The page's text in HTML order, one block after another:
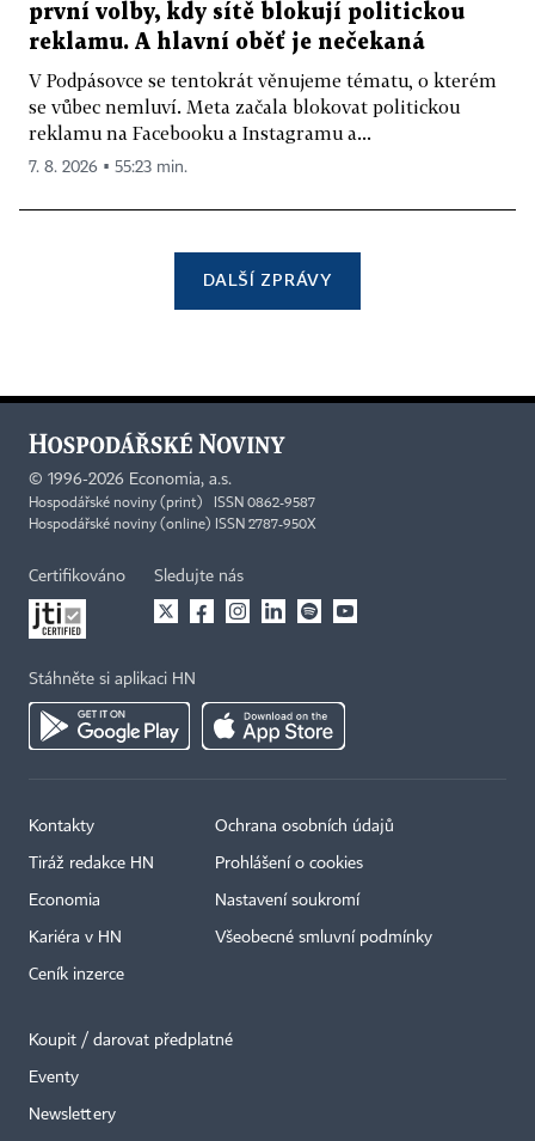
první volby, kdy sítě blokují politickou
reklamu. A hlavní oběť je nečekaná
V Podpásovce se tentokrát věnujeme tématu, o kterém
se vůbec nemluví. Meta začala blokovat politickou
reklamu na Facebooku a Instagramu a...
7. 8. 2026 ▪ 55:23 min.
DALŠÍ ZPRÁVY
© 1996-2026 Economia, a.s.
Hospodářské noviny (print) ISSN 0862-9587
Hospodářské noviny (online) ISSN 2787-950X
Certifikováno Sledujte nás
Stáhněte si aplikaci HN
Kontakty
Tiráž redakce HN
Economia
Kariéra v HN
Ceník inzerce
Ochrana osobních údajů
Prohlášení o cookies
Nastavení soukromí
Všeobecné smluvní podmínky
Koupit / darovat předplatné
Eventy
Newslettery